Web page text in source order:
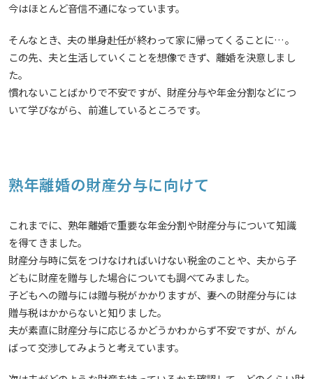
今はほとんど音信不通になっています。
そんなとき、夫の単身赴任が終わって家に帰ってくることに…。
この先、夫と生活していくことを想像できず、離婚を決意しまし
た。
慣れないことばかりで不安ですが、財産分与や年金分割などにつ
いて学びながら、前進しているところです。
熟年離婚の財産分与に向けて
これまでに、熟年離婚で重要な年金分割や財産分与について知識
を得てきました。
財産分与時に気をつけなければいけない税金のことや、夫から子
どもに財産を贈与した場合についても調べてみました。
子どもへの贈与には贈与税がかかりますが、妻への財産分与には
贈与税はかからないと知りました。
夫が素直に財産分与に応じるかどうかわからず不安ですが、がん
ばって交渉してみようと考えています。